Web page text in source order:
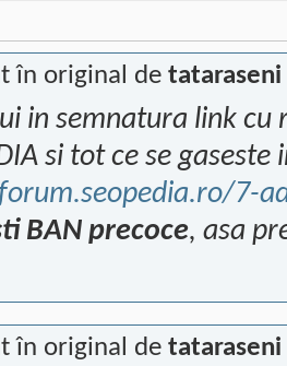
în original de tataraseni
in semnatura link
si tot ce se
7-
BAN precoce, asa
în original de tataraseni